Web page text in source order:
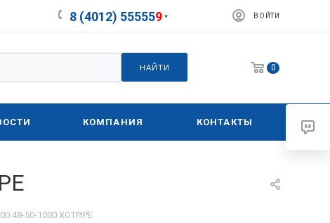
8 (4012) 555559 ВОЙТИ
НАЙТИ 0
КОМПАНИЯ КОНТАКТЫ
48-50-1000 XOTPIPE